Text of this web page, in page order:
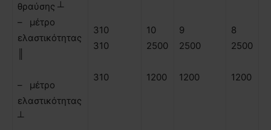
θραύσης ┴
– µέτρο
ελαστικότητας
– µέτρο
ελαστικότητας
┴
310
310
310
10
2500
1200
9
2500
1200
8
2500
1200